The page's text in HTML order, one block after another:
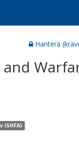
Hantera
and
(SHFA)